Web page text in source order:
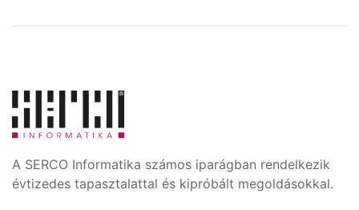
A SERCO Informatika számos iparágban rendelkezik
évtizedes tapasztalattal és kipróbált megoldásokkal.